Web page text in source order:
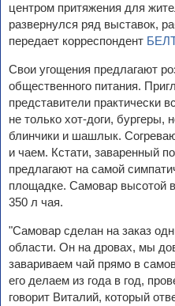
центром притяжения для
развернулся ряд выставок,
передает корреспондент
Свои угощения предлагают
общественного питания.
представители практически
не только хот-доги, бургеры,
блинчики и шашлык.
и чаем. Кстати, заваренный
предлагают на самой
площадке. Самовар высотой
350 л чая.
"Самовар сделан на заказ
области. Он на дровах, мы
завариваем чай прямо в
его делаем из года в год,
говорит Виталий, который